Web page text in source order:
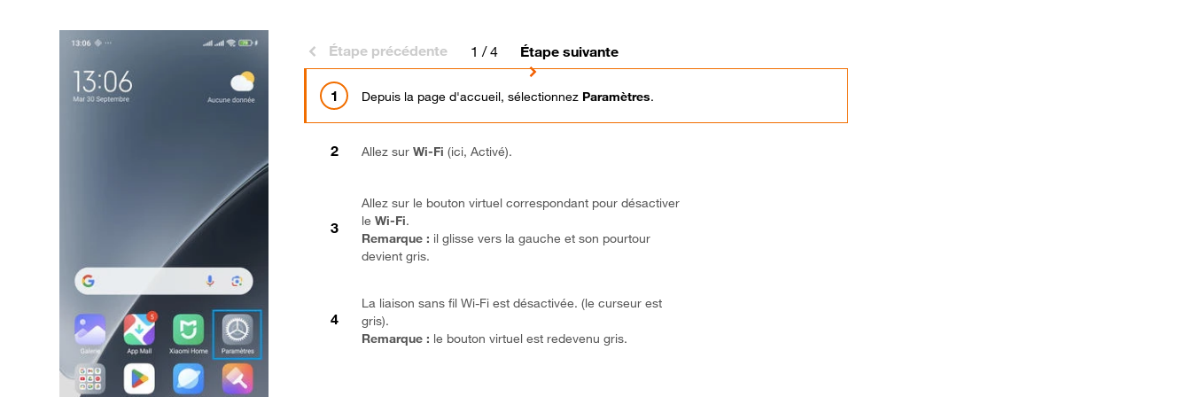
Étape précédente 1 / 4 Étape suivante
Depuis la page d'accueil, sélectionnez Paramètres.
Allez surWi-Fi (ici, Activé).
Allez sur le bouton virtuel correspondant pour désactiver
le Wi-Fi.
Remarque : il glisse vers la gauche et son pourtour
devient gris.
La liaison sans fil Wi-Fi est désactivée. (le curseur est
gris).
Remarque : le bouton virtuel est redevenu gris.